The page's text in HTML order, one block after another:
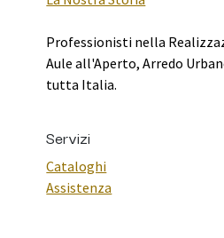
Professionisti nella
Aule all'Aperto, Arredo
tutta Italia.
Servizi
Cataloghi
Assistenza